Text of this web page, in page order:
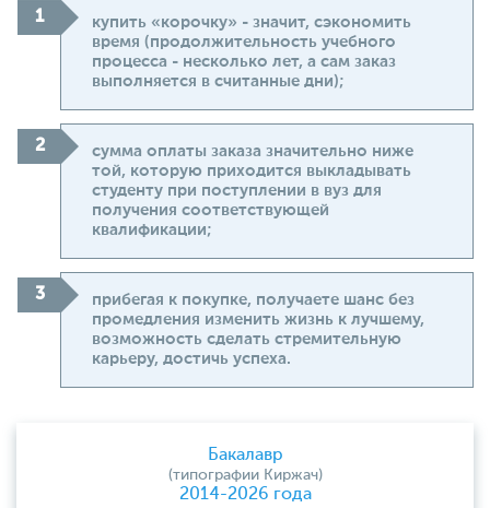
купить «корочку» - значит, сэкономить
время (продолжительность учебного
процесса - несколько лет, а сам заказ
выполняется в считанные дни);
сумма оплаты заказа значительно ниже
той, которую приходится выкладывать
студенту при поступлении в вуз для
получения соответствующей
квалификации;
прибегая к покупке, получаете шанс без
промедления изменить жизнь к лучшему,
возможность сделать стремительную
карьеру, достичь успеха.
Бакалавр
(типографии Киржач)
2014-2026 года